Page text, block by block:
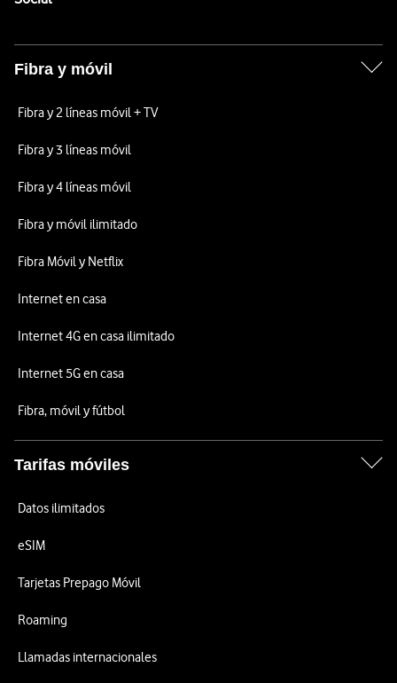
Fibra y móvil
Fibra y 2 líneas móvil + TV
Fibra y 3 líneas móvil
Fibra y 4 líneas móvil
Fibra y móvil ilimitado
Fibra Móvil y Netflix
Internet en casa
Internet 4G en casa ilimitado
Internet 5G en casa
Fibra, móvil y fútbol
Tarifas móviles
Datos ilimitados
eSIM
Tarjetas Prepago Móvil
Roaming
Llamadas internacionales